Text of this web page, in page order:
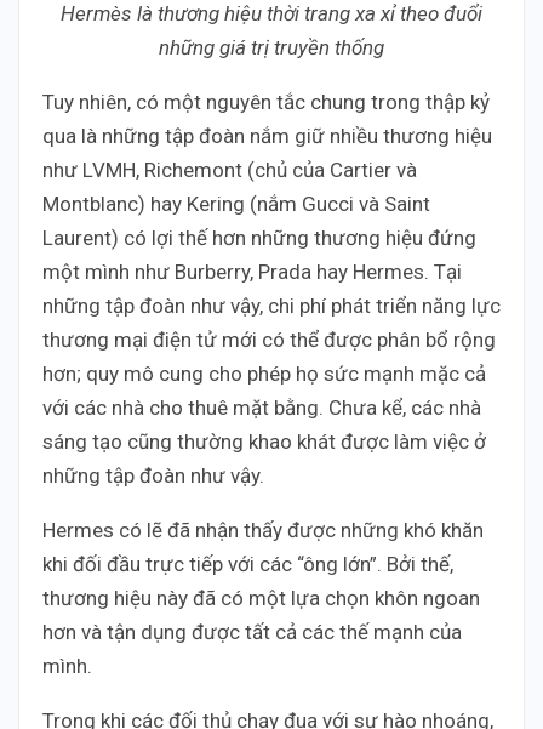
Hermès là thương hiệu thời trang xa xỉ theo đuổi
những giá trị truyền thống
Tuy nhiên, có một nguyên tắc chung trong thập kỷ
qua là những tập đoàn nắm giữ nhiều thương hiệu
như LVMH, Richemont (chủ của Cartier và
Montblanc) hay Kering (nắm Gucci và Saint
Laurent) có lợi thế hơn những thương hiệu đứng
một mình như Burberry, Prada hay Hermes. Tại
những tập đoàn như vậy, chi phí phát triển năng lực
thương mại điện tử mới có thể được phân bổ rộng
hơn; quy mô cung cho phép họ sức mạnh mặc cả
với các nhà cho thuê mặt bằng. Chưa kể, các nhà
sáng tạo cũng thường khao khát được làm việc ở
những tập đoàn như vậy.
Hermes có lẽ đã nhận thấy được những khó khăn
khi đối đầu trực tiếp với các “ông lớn”. Bởi thế,
thương hiệu này đã có một lựa chọn khôn ngoan
hơn và tận dụng được tất cả các thế mạnh của
mình.
Trong khi các đối thủ chạy đua với sự hào nhoáng,